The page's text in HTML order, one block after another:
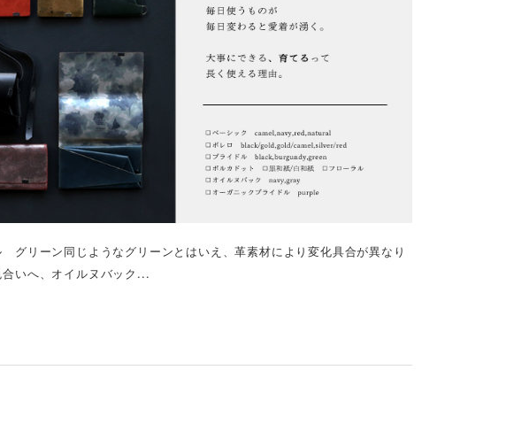
リーン同じようなグリーンとはいえ、革素材により変化具合が異なり
いへ、オイルヌバック...